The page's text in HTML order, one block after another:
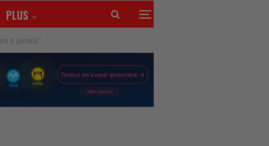
PLUS
à jamais’’